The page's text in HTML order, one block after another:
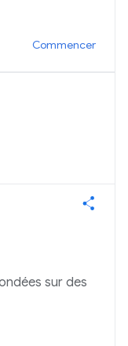
Commencer
sur des